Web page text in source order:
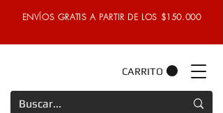
ENVÍOS GRATIS A PARTIR DE LOS $150.000
CARRITO